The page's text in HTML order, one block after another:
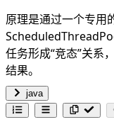
原理是通过一个专用
任务形成“竞态”关系
结果。
java